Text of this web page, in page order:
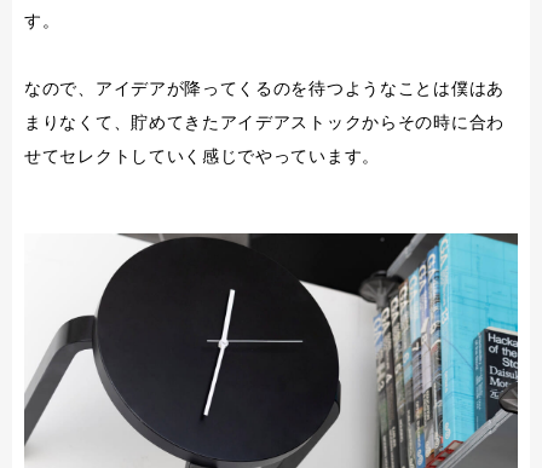
す。
なので、アイデアが降ってくるのを待つようなことは僕はあ
まりなくて、貯めてきたアイデアストックからその時に合わ
せてセレクトしていく感じでやっています。